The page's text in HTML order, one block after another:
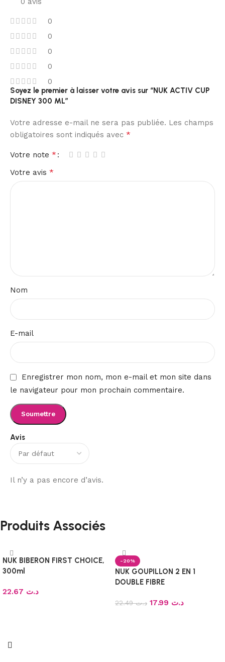
0
0
0
0
0
Avis
Il n’y a pas encore d’avis.
Soyez le premier à laisser votre avis sur “NUK ACTIV CUP
DISNEY 300 ML”
Votre adresse e-mail ne sera pas publiée. Les champs
obligatoires sont indiqués avec *
Votre note *
Votre avis *
Nom
E-mail
Enregistrer mon nom, mon e-mail et mon site dans
le navigateur pour mon prochain commentaire.
Produits Associés
NUK BIBERON FIRST CHOICE,
300ml
د.ت
-20%
NUK GOUPILLON 2 EN 1
DOUBLE FIBRE
د.ت22.49 د.ت